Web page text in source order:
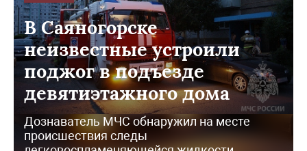
В Саяногорске
неизвестные устроили
поджог в подъезде
девятиэтажного дома
Дознаватель МЧС обнаружил на месте
происшествия следы